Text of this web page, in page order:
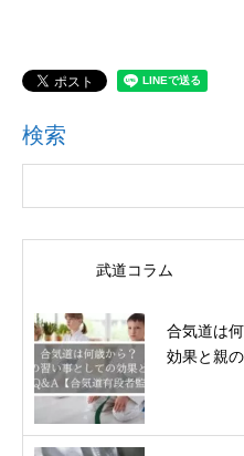
検索
武道コラム
合気道は
効果と親